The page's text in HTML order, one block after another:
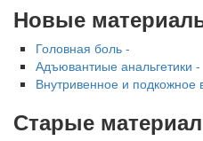
Новые
Головная боль -
Адъювантиые анальгетики -
Внутривенное и подкожное
Старые